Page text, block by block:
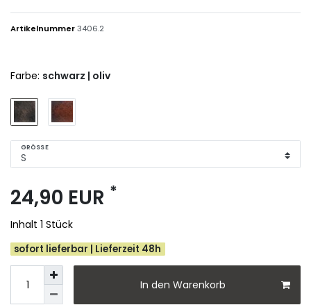
Artikelnummer3406.2
Farbe: schwarz | oliv
GRÖSSE
24,90 EUR *
Inhalt 1 Stück
sofort lieferbar | Lieferzeit 48h
In den Warenkorb